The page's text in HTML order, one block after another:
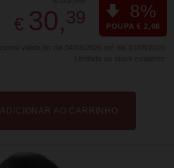
€ 30,39 8%
POUPA € 2,66
ADICIONAR AO CARRINHO